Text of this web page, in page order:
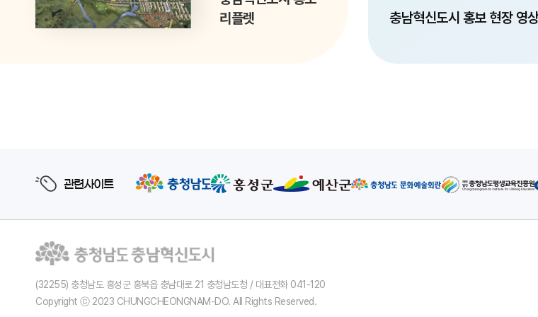
리플렛
관련사이트
(32255) 충청남도 홍성군 홍북읍 충남대로 21 충청남도청 / 대표전화 041-120
Copyright ⓒ 2023 CHUNGCHEONGNAM-DO. All Rights Reserved.